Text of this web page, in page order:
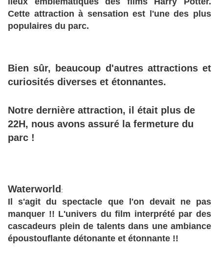
Cette attraction à sensation est l'une des plus
populaires du parc.
Bien sûr, beaucoup d'autres attractions et
curiosités diverses et étonnantes.
Notre dernière attraction, il était plus de
22H, nous avons assuré la fermeture du
parc !
Waterworld :
Il s'agit du spectacle que l'on devait ne pas
manquer !! L'univers du film interprété par des
cascadeurs plein de talents dans une ambiance
époustouflante détonante et étonnante !!